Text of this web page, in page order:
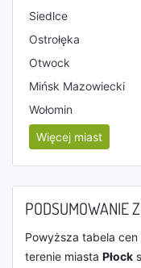
Siedlce
Ostrołęka
Otwock
Mińsk Mazowiecki
Wołomin
Więcej miast
PODSUMOWANIE
Powyższa tabela
terenie miasta Płock